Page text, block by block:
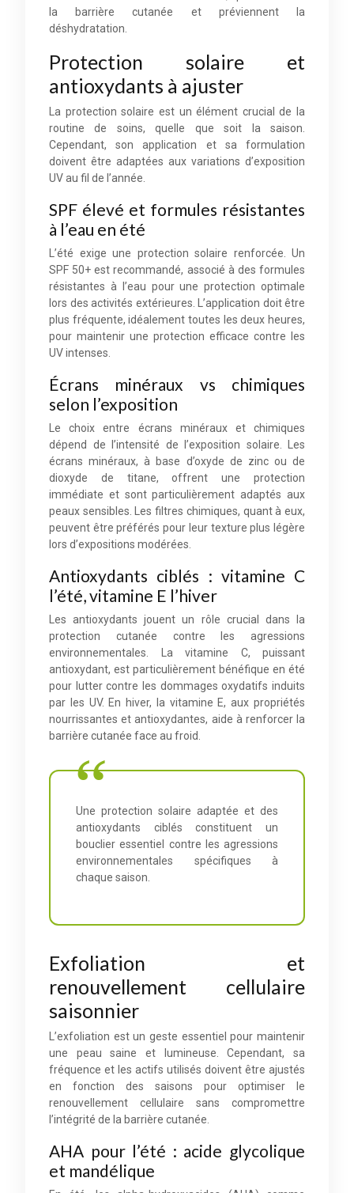
la barrière cutanée et préviennent la
déshydratation.
Protection solaire et
antioxydants à ajuster
La protection solaire est un élément crucial de la
routine de soins, quelle que soit la saison.
Cependant, son application et sa formulation
doivent être adaptées aux variations d’exposition
UV au fil de l’année.
SPF élevé et formules résistantes
à l’eau en été
L’été exige une protection solaire renforcée. Un
SPF 50+ est recommandé, associé à des formules
résistantes à l’eau pour une protection optimale
lors des activités extérieures. L’application doit être
plus fréquente, idéalement toutes les deux heures,
pour maintenir une protection efficace contre les
UV intenses.
Écrans minéraux vs chimiques
selon l’exposition
Le choix entre écrans minéraux et chimiques
dépend de l’intensité de l’exposition solaire. Les
écrans minéraux, à base d’oxyde de zinc ou de
dioxyde de titane, offrent une protection
immédiate et sont particulièrement adaptés aux
peaux sensibles. Les filtres chimiques, quant à eux,
peuvent être préférés pour leur texture plus légère
lors d’expositions modérées.
Antioxydants ciblés : vitamine C
l’été, vitamine E l’hiver
Les antioxydants jouent un rôle crucial dans la
protection cutanée contre les agressions
environnementales. La vitamine C, puissant
antioxydant, est particulièrement bénéfique en été
pour lutter contre les dommages oxydatifs induits
par les UV. En hiver, la vitamine E, aux propriétés
nourrissantes et antioxydantes, aide à renforcer la
barrière cutanée face au froid.
Une protection solaire adaptée et des
antioxydants ciblés constituent un
bouclier essentiel contre les agressions
environnementales spécifiques à
chaque saison.
Exfoliation et
renouvellement cellulaire
saisonnier
L’exfoliation est un geste essentiel pour maintenir
une peau saine et lumineuse. Cependant, sa
fréquence et les actifs utilisés doivent être ajustés
en fonction des saisons pour optimiser le
renouvellement cellulaire sans compromettre
l’intégrité de la barrière cutanée.
AHA pour l’été : acide glycolique
et mandélique